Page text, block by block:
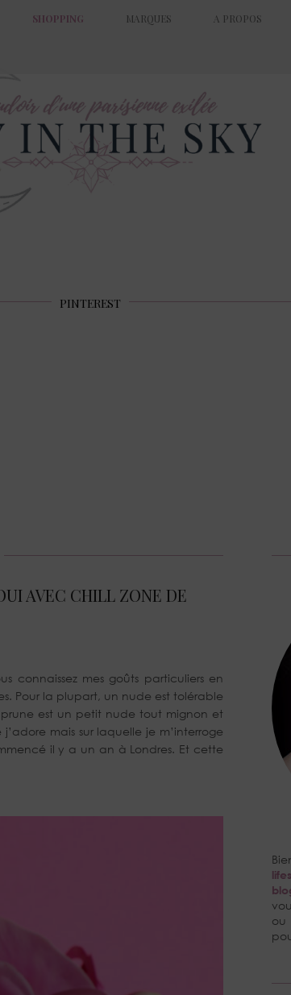
SHOPPING MARQUES A PROPOS
PINTEREST
AVEC CHILL ZONE DE
connaissez mes goûts particuliers en
Pour la plupart, un nude est tolérable
est un petit nude tout mignon et
mais sur laquelle je m’interroge
il y a un an à Londres. Et cette
ou